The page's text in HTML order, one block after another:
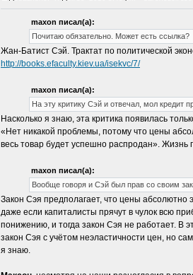
maxon писал(а):
Почитаю обязательно. Может есть ссылка?
Жан-Батист Сэй. Трактат по политической
http://books.efaculty.kiev.ua/isekvc/7/
maxon писал(а):
На эту критику Сэй и отвечал, мол кредит
Насколько я знаю, эта критика появилась
«Нет никакой проблемы, потому что цены
весь товар будет успешно распродан». Жизнь
maxon писал(а):
Вообще говоря и Сэй был прав со своим
Закон Сэя предполагает, что цены абсолютно
даже если капиталисты прячут в чулок всю
понижению, и тогда закон Сэя не работает. В
закон Сэя с учётом неэластичности цен, но
я знаю.